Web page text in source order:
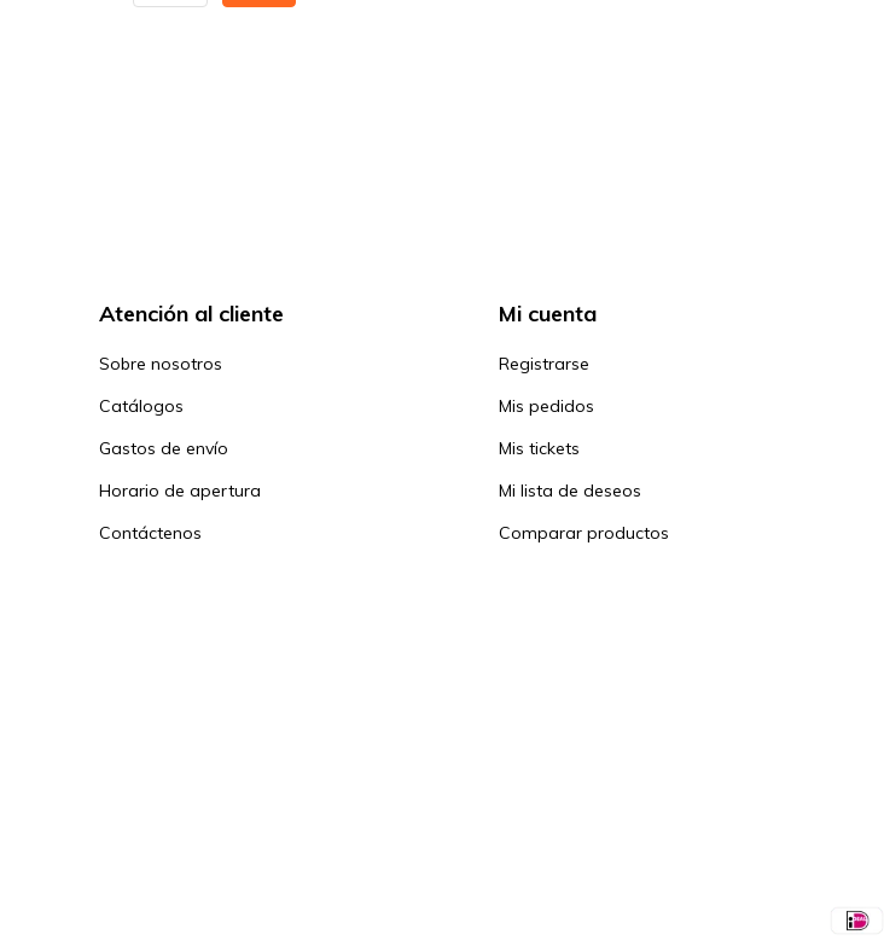
Atención al cliente
Sobre nosotros
Catálogos
Gastos de envío
Horario de apertura
Contáctenos
Mi cuenta
Registrarse
Mis pedidos
Mis tickets
Mi lista de deseos
Comparar productos